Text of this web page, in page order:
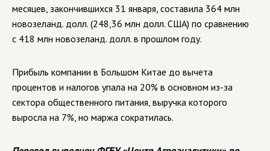
месяцев, закончившихся 31 января, составила 364 млн
новозеланд. долл. (248,36 млн долл. США) по сравнению
с 418 млн новозеланд. долл. в прошлом году.
Прибыль компании в Большом Китае до вычета
процентов и налогов упала на 20% в основном из-за
сектора общественного питания, выручка которого
выросла на 7%, но маржа сократилась.